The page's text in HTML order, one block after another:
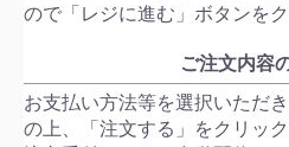
ので「レジに進む」ボタンを
ご注文内容
お支払い方法等を選択いただ
の上、「注文する」をクリッ